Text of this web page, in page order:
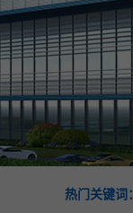
热门关键词：